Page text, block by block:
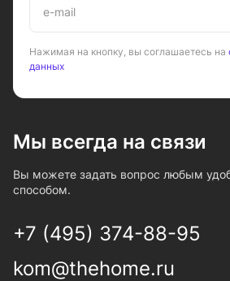
Нажимая на кнопку, вы соглашаетесь на
данных
Мы всегда на связи
Вы можете задать вопрос любым
способом.
+7 (495) 374-88-95
kom@thehome.ru